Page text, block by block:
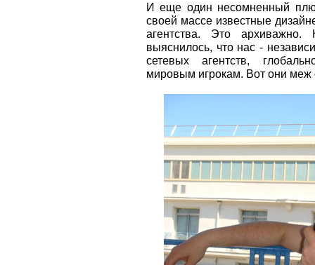
И еще один несомненный
своей массе известные
агентства. Это
выяснилось, что нас -
сетевых агентств,
мировым игрокам. Вот они меж